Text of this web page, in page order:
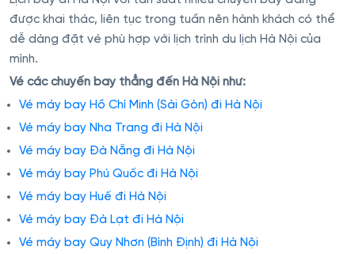
được khai thác, liên tục trong tuần nên hành khách có thể
dễ dàng đặt vé phù hợp với lịch trình du lịch Hà Nội của
mình.
Vé các chuyến bay thẳng đến Hà Nội như:
Vé máy bay Hồ Chí Minh (Sài Gòn) đi Hà Nội
Vé máy bay Nha Trang đi Hà Nội
Vé máy bay Đà Nẵng đi Hà Nội
Vé máy bay Phú Quốc đi Hà Nội
Vé máy bay Huế đi Hà Nội
Vé máy bay Đà Lạt đi Hà Nội
Vé máy bay Quy Nhơn (Bình Định) đi Hà Nội